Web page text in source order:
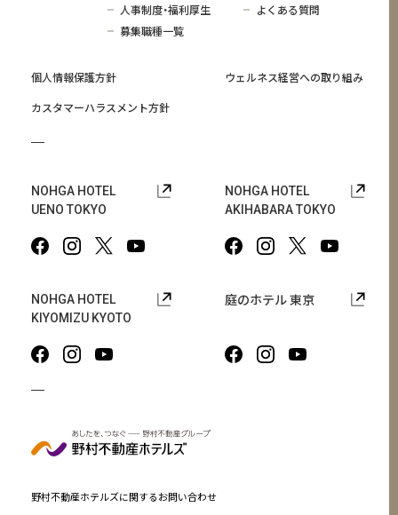
野村不動産ホテルズに関するお問い合わせ
人事制度・福利厚生
よくある質問
募集職種一覧
個人情報保護方針
ウェルネス経営への取り組み
カスタマーハラスメント方針
NOHGA HOTEL
UENO TOKYO
NOHGA HOTEL
AKIHABARA TOKYO
NOHGA HOTEL
KIYOMIZU KYOTO
庭のホテル 東京